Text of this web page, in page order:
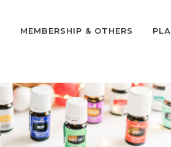
MEMBERSHIP & OTHERS